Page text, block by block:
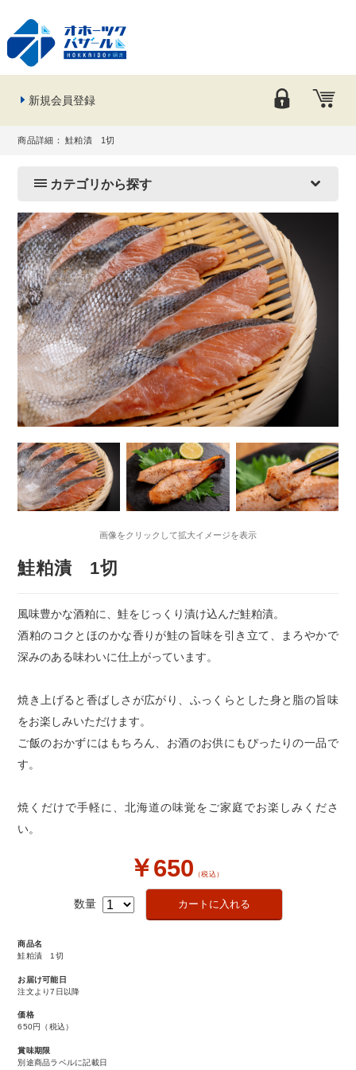
新規会員登録
商品詳細： 鮭粕漬 1切
カテゴリから探す
画像をクリックして拡大イメージを表示
鮭粕漬 1切
風味豊かな酒粕に、鮭をじっくり漬け込んだ鮭粕漬。
酒粕のコクとほのかな香りが鮭の旨味を引き立て、まろやかで
深みのある味わいに仕上がっています。
焼き上げると香ばしさが広がり、ふっくらとした身と脂の旨味
をお楽しみいただけます。
ご飯のおかずにはもちろん、お酒のお供にもぴったりの一品で
す。
焼くだけで手軽に、北海道の味覚をご家庭でお楽しみくださ
い。
￥650 （税込）
数量
商品名
鮭粕漬 1切
お届け可能日
注文より7日以降
価格
650円
（税込）
賞味期限
別途商品ラベルに記載日